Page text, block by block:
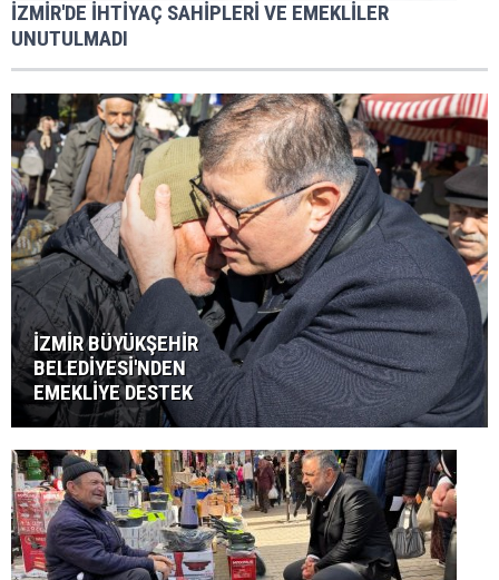
İZMİR'DE İHTİYAÇ SAHİPLERİ VE EMEKLİLER
UNUTULMADI
İZMİR BÜYÜKŞEHİR
BELEDİYESİ'NDEN
EMEKLİYE DESTEK